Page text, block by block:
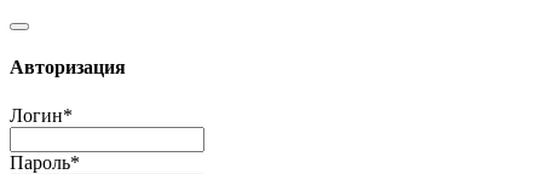
Авторизация
Логин*
Пароль*